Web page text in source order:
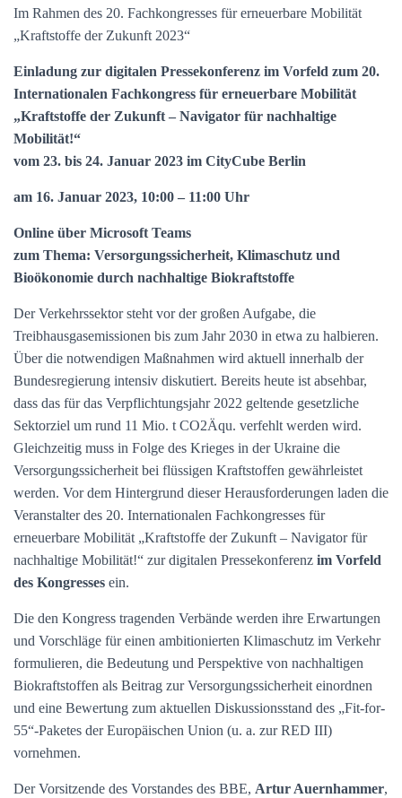
Im Rahmen des 20. Fachkongresses für erneuerbare Mobilität
„Kraftstoffe der Zukunft 2023“
Einladung zur digitalen Pressekonferenz im Vorfeld zum 20.
Internationalen Fachkongress für erneuerbare Mobilität
„Kraftstoffe der Zukunft – Navigator für nachhaltige
Mobilität!“
vom 23. bis 24. Januar 2023 im CityCube Berlin
am 16. Januar 2023, 10:00 – 11:00 Uhr
Online über Microsoft Teams
zum Thema: Versorgungssicherheit, Klimaschutz und
Bioökonomie durch nachhaltige Biokraftstoffe
Der Verkehrssektor steht vor der großen Aufgabe, die
Treibhausgasemissionen bis zum Jahr 2030 in etwa zu halbieren.
Über die notwendigen Maßnahmen wird aktuell innerhalb der
Bundesregierung intensiv diskutiert. Bereits heute ist absehbar,
dass das für das Verpflichtungsjahr 2022 geltende gesetzliche
Sektorziel um rund 11 Mio. t CO2Äqu. verfehlt werden wird.
Gleichzeitig muss in Folge des Krieges in der Ukraine die
Versorgungssicherheit bei flüssigen Kraftstoffen gewährleistet
werden. Vor dem Hintergrund dieser Herausforderungen laden die
Veranstalter des 20. Internationalen Fachkongresses für
erneuerbare Mobilität „Kraftstoffe der Zukunft – Navigator für
nachhaltige Mobilität!“ zur digitalen Pressekonferenz im Vorfeld
des Kongresses ein.
Die den Kongress tragenden Verbände werden ihre Erwartungen
und Vorschläge für einen ambitionierten Klimaschutz im Verkehr
formulieren, die Bedeutung und Perspektive von nachhaltigen
Biokraftstoffen als Beitrag zur Versorgungssicherheit einordnen
und eine Bewertung zum aktuellen Diskussionsstand des „Fit-for-
55“-Paketes der Europäischen Union (u. a. zur RED III)
vornehmen.
Der Vorsitzende des Vorstandes des BBE, Artur Auernhammer,